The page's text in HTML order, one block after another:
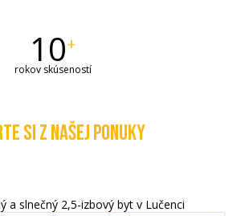
10+
rokov skúseností
SI Z NAŠEJ PONUKY